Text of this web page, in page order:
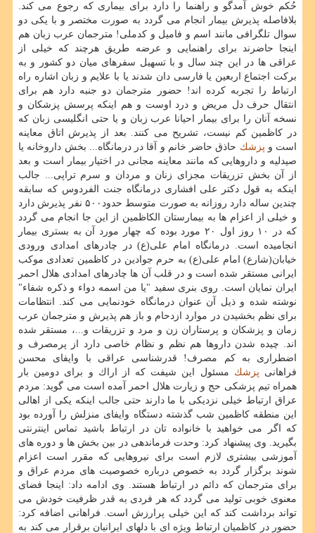
حُكم خوش آمدگو و راهنما را دارد برای بیماری كه رجوع می كند.
بلافاصله پذیرش بیمار انجام می گردد به صورت مختصر و با یكی دو
سوال تلگرافی مانند اسم و فامیل و كدملی! مترجمان عرب زبان هم
اینجا حاضرند برای راهنمایی و عرضه طریق هرچند كه خیلی از
عراقی ها در این چند سال و با تسهیل سفرهای میان دو كشور و به
بركت اجتماع اربعین یا فارسی دان شدند یا با علایم و زبان اشاره راه
ارتباط را تجربه كرده اند! حضور مترجمان دو جنبه دارد هم برای
انتقال حرف دل مریض و درد اوست و هم اینكه پرسش پزشكان و
نسخه آنان را برای بیمار احیانا عرب زبان و یا حتی انگلیسی زبان كه
در كاظمین كم نیست، تشریح می كنند. بعد از پذیرش اتاق معاینه
است و پزشك حاذق حاضر خانم و آقا در درمانگاه... بخش داروخانه یا
صیدلیه و داروهایی كه مانند معاینه مجانی در اختیار بیمار است و بعد
از آن بخش تزریقات مجزای زنان و مردان و سرم تراپی... جالب
اینكه به قول دكتر علی افشاری درمانگاه جنت الفردوس كه سابقه
چندین ساله دارد روزانه به صورت متوسط حدود۵۰۰ نفر پذیرش دارد
و خیلی از اعزام ها به بیمارستان الكاظمین از این جا انجام می گردد
كه در ۱۰ روز اول ۲۰ مورد بوده كه چهار مورد آن به بستری بیمار
انجامیده است. درمانگاه امام علی(ع) در چادرهای امدادی ورودی
خیابان(شارع) امام علی(ع) به حرم جوادین در كاظمین تعدادی موكب
ایرانی مستقر شده است و در قلب آن ها چادرهای امدادی هلال احمر
ایران نمایان است. روی بنری سفید "یا من اسمه دواء و ذكره شفاء"
نوشته شده و ذیل آن عنوان درمانگاه خودنمایی می كند. انتظامات
برای نظم بخشیدن در موارد ازدحام و باز هم پذیرش و مترجمان عرب
زمان و پزشكان و پرستاران زن و مرد و تزریقات و...، مستقر شده
اند. چیده شدن داروها هم نظم و نظام خاصی دارد از پرمصرف و
اضطراری به كم مصرف! قدرشناسی عراقی با وایفای محسن
فراهانی پزشك مسئول این شیفت كه از اراك و برای دومین بار
همراه تیم پزشكی حج و زیارت هلال احمر آمده است می گوید: مردم
عراق ارتباط خیلی نزدیكی با ما دارند حتی جالب اینكه یكی از اهالی
این منطقه كاظمین شب گذشته دستگاه وایفای منزلش را آورده بود
كه اگر می خواهید با خانواده تان در ارتباط باشید تماس اینترنتی
بگیرید. وی پیشنهاد كرد: وحدت فرماندهی در بین بخش ها و دوره های
آموزشی بیشتری لازم است برای نیروهایی كه مقرر است اعزام
شوند برگزار گردد به خصوص درباره خصوصیت های مردم عراق و
برای مترجمان كه دائم در ارتباط هستند. وی ادامه داد: اینجا فضای
معنوی خوبی تولید می گردد كه هر فردی به قدر ظرفیت خودش می
تواند برداشت كند كه این خیلی پرارزش است. فراهانی اضافه كرد:
حضور در كاظمیان ارتباط ویژه ای با دلهای ایرانیان برقرار می كند به